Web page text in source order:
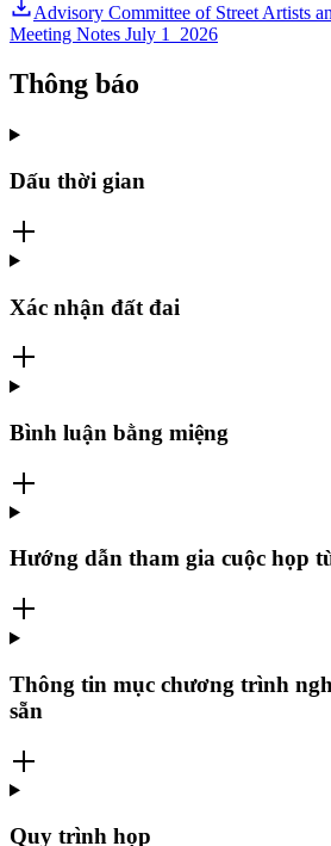
Advisory Committee of Street Artists
Meeting Notes July 1_2026
Thông báo
Dấu thời gian
Xác nhận đất đai
Bình luận bằng miệng
Hướng dẫn tham gia cuộc họp
Thông tin mục chương trình
sẵn
Quy trình họp